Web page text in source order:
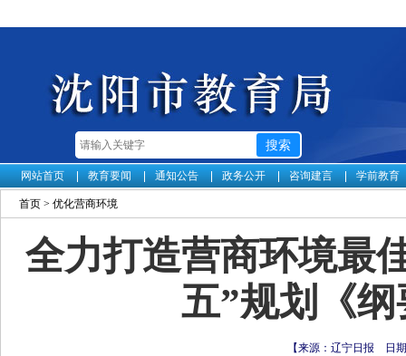
网站首页 教育要闻 通知公告 政务公开 咨询建言 学前教育
首页 > 优化营商环境
全力打造营商环境
五”规划《
【来源：辽宁日报 日